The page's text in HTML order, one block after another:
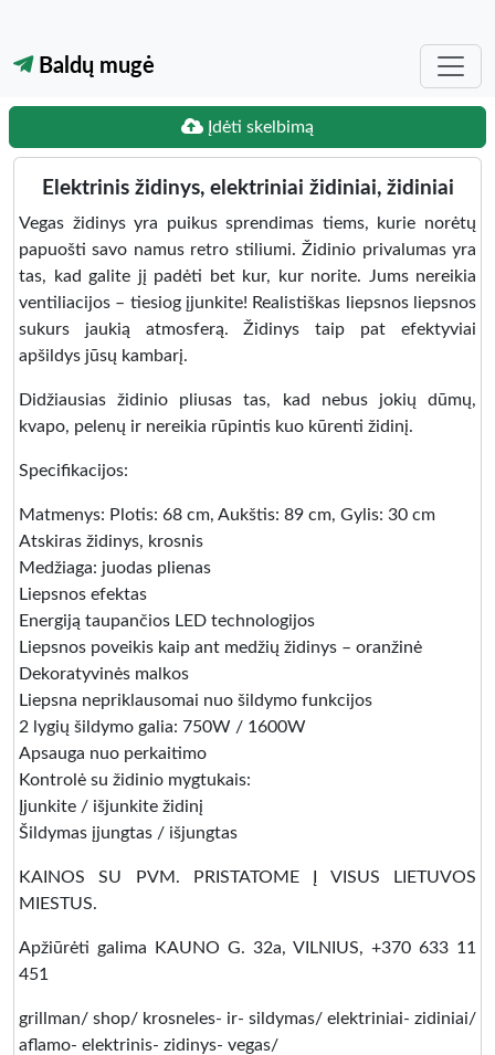
Baldų mugė
Įdėti skelbimą
Elektrinis židinys, elektriniai židiniai, židiniai
Vegas židinys yra puikus sprendimas tiems, kurie norėtų
papuošti savo namus retro stiliumi. Židinio privalumas yra
tas, kad galite jį padėti bet kur, kur norite. Jums nereikia
ventiliacijos – tiesiog įjunkite! Realistiškas liepsnos liepsnos
sukurs jaukią atmosferą. Židinys taip pat efektyviai
apšildys jūsų kambarį.
Didžiausias židinio pliusas tas, kad nebus jokių dūmų,
kvapo, pelenų ir nereikia rūpintis kuo kūrenti židinį.
Specifikacijos:
Matmenys: Plotis: 68 cm, Aukštis: 89 cm, Gylis: 30 cm
Atskiras židinys, krosnis
Medžiaga: juodas plienas
Liepsnos efektas
Energiją taupančios LED technologijos
Liepsnos poveikis kaip ant medžių židinys – oranžinė
Dekoratyvinės malkos
Liepsna nepriklausomai nuo šildymo funkcijos
2 lygių šildymo galia: 750W / 1600W
Apsauga nuo perkaitimo
Kontrolė su židinio mygtukais:
Įjunkite / išjunkite židinį
Šildymas įjungtas / išjungtas
KAINOS SU PVM. PRISTATOME Į VISUS LIETUVOS
MIESTUS.
Apžiūrėti galima KAUNO G. 32a, VILNIUS, +370 633 11
451
grillman/ shop/ krosneles- ir- sildymas/ elektriniai- zidiniai/
aflamo- elektrinis- zidinys- vegas/